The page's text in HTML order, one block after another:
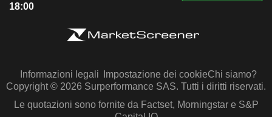
18:00
Informazioni legali Impostazione dei cookieChi siamo?
Copyright © 2026 Surperformance SAS. Tutti i diritti riservati.
Le quotazioni sono fornite da Factset, Morningstar e S&P